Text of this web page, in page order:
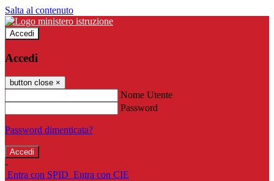
Salta al contenuto
Accedi
Accedi
button close ×
Nome Utente
Password
Password dimenticata?
-
Entra con SPID Entra con CIE